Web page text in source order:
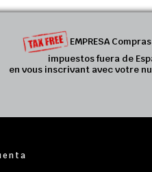
EMPRESA
impuestos fuera de
en vous inscrivant avec votre